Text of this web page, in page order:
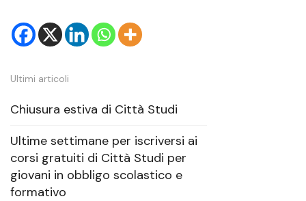
Ultimi articoli
Chiusura estiva di Città Studi
Ultime settimane per iscriversi ai
corsi gratuiti di Città Studi per
giovani in obbligo scolastico e
formativo